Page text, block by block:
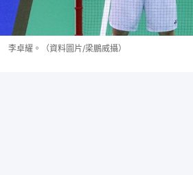
李卓耀。（資料圖片/梁鵬威攝）